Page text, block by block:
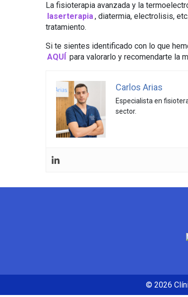
La fisioterapia avanzada y la
laserterapia, diatermia, electrolisis,
tratamiento.
Si te sientes identificado con lo que
AQUÍ
para valorarlo y recomendarte la
Carlos Arias
Especialista en
sector.
© 2026